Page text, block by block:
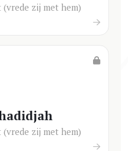
zij met hem)
zij met hem)